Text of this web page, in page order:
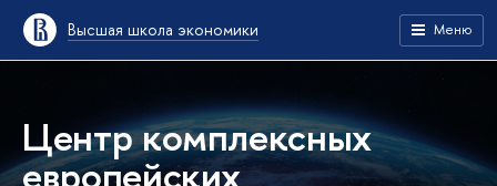
Высшая школа экономики Меню
Центр комплексных
европейских